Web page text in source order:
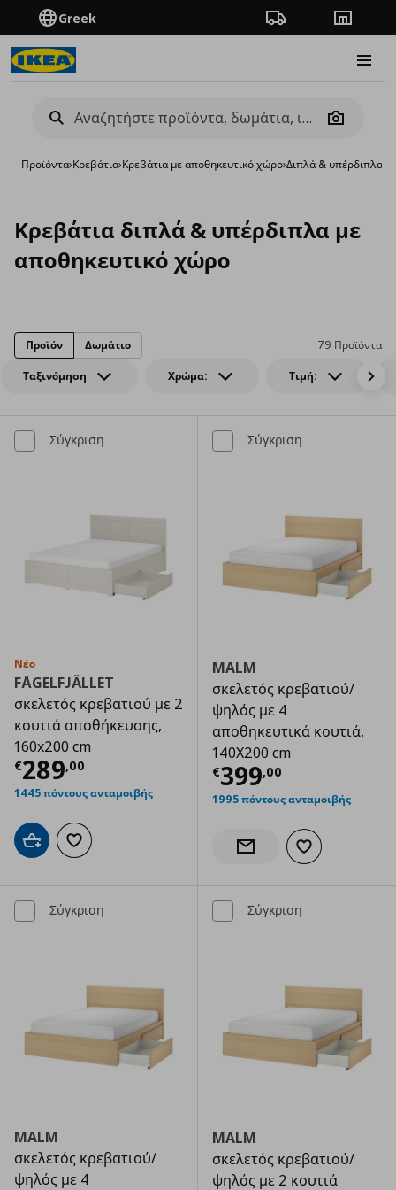
Greek Πορεία παραγγελίας
Camera
Προϊόντα›Κρεβάτια›Κρεβάτια με αποθηκευτικό χώρο›Διπλά & υπέρδιπλα
Κρεβάτια διπλά & υπέρδιπλα με
αποθηκευτικό χώρο
Ταξινόμηση Χρώμα: Τιμή:
79 Προϊόντα
Προϊόν Δωμάτιο
Σύγκριση
Νέο
FÅGELFJÄLLET
σκελετός κρεβατιού με 2
κουτιά αποθήκευσης,
160x200 cm
€289,00
Τρέχουσα τιμή € 289,00
1445 πόντους ανταμοιβής
Προσθήκη στο καλάθι
Προσθήκη στα αγαπημένα
Σύγκριση
MALM
σκελετός κρεβατιού/
ψηλός με 4
αποθηκευτικά κουτιά,
140X200 cm
€399,00
Τρέχουσα
1995 πόντους ανταμοιβής
Ενημέρωση διαθεσιμότητας
Προσθήκη στα
Σύγκριση
MALM
σκελετός κρεβατιού/
ψηλός με 4
Σύγκριση
MALM
σκελετός κρεβατιού/
ψηλός με 2 κουτιά